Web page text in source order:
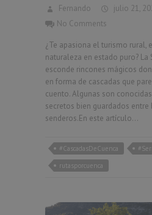
Fernando
julio 21,
No Comments
¿Te apasiona el turismo rural,
naturaleza en estado puro? La
esconde rincones mágicos
en forma de cascadas que
cuento. Algunas son
secretos bien guardados entre
senderos.En este artículo…
#CascadasDeCuenca
rutasporcuenca